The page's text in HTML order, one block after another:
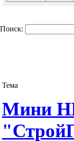
Поиск:
Тема
Мини